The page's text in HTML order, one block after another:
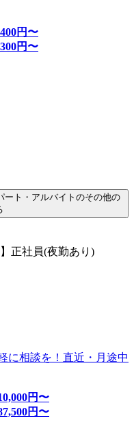
円〜
円〜
ート・アルバイトのその他の
正社員(夜勤あり)
に相談を！直近・月途中
円〜
円〜